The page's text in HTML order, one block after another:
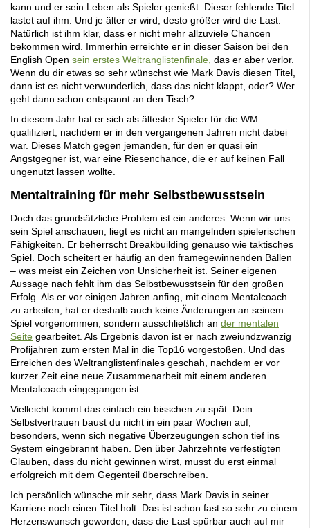
kann und er sein Leben als Spieler genießt: Dieser fehlende Titel
lastet auf ihm. Und je älter er wird, desto größer wird die Last.
Natürlich ist ihm klar, dass er nicht mehr allzuviele Chancen
bekommen wird. Immerhin erreichte er in dieser Saison bei den
English Open sein erstes Weltranglistenfinale, das er aber verlor.
Wenn du dir etwas so sehr wünschst wie Mark Davis diesen Titel,
dann ist es nicht verwunderlich, dass das nicht klappt, oder? Wer
geht dann schon entspannt an den Tisch?
In diesem Jahr hat er sich als ältester Spieler für die WM
qualifiziert, nachdem er in den vergangenen Jahren nicht dabei
war. Dieses Match gegen jemanden, für den er quasi ein
Angstgegner ist, war eine Riesenchance, die er auf keinen Fall
ungenutzt lassen wollte.
Mentaltraining für mehr Selbstbewusstsein
Doch das grundsätzliche Problem ist ein anderes. Wenn wir uns
sein Spiel anschauen, liegt es nicht an mangelnden spielerischen
Fähigkeiten. Er beherrscht Breakbuilding genauso wie taktisches
Spiel. Doch scheitert er häufig an den framegewinnenden Bällen
– was meist ein Zeichen von Unsicherheit ist. Seiner eigenen
Aussage nach fehlt ihm das Selbstbewusstsein für den großen
Erfolg. Als er vor einigen Jahren anfing, mit einem Mentalcoach
zu arbeiten, hat er deshalb auch keine Änderungen an seinem
Spiel vorgenommen, sondern ausschließlich an der mentalen
Seite gearbeitet. Als Ergebnis davon ist er nach zweiundzwanzig
Profijahren zum ersten Mal in die Top16 vorgestoßen. Und das
Erreichen des Weltranglistenfinales geschah, nachdem er vor
kurzer Zeit eine neue Zusammenarbeit mit einem anderen
Mentalcoach eingegangen ist.
Vielleicht kommt das einfach ein bisschen zu spät. Dein
Selbstvertrauen baust du nicht in ein paar Wochen auf,
besonders, wenn sich negative Überzeugungen schon tief ins
System eingebrannt haben. Den über Jahrzehnte verfestigten
Glauben, dass du nicht gewinnen wirst, musst du erst einmal
erfolgreich mit dem Gegenteil überschreiben.
Ich persönlich wünsche mir sehr, dass Mark Davis in seiner
Karriere noch einen Titel holt. Das ist schon fast so sehr zu einem
Herzenswunsch geworden, dass die Last spürbar auch auf mir